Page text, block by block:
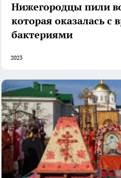
Нижегородцы пили
которая оказалась с
бактериями
2023